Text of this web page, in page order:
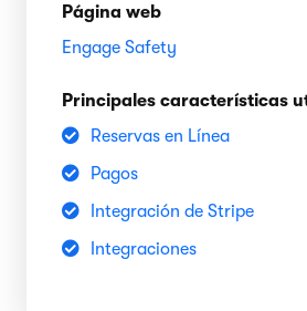
Página web
Engage Safety
Principales características
Reservas en Línea
Pagos
Integración de Stripe
Integraciones